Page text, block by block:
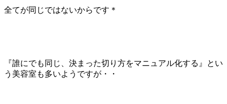
全てが同じではないからです＊
『誰にでも同じ、決まった切り方をマニュアル化する』とい
う美容室も多いようですが・・